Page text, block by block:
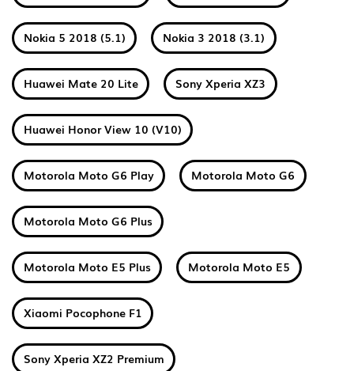
Nokia 5 2018 (5.1) Nokia 3 2018 (3.1)
Huawei Mate 20 Lite Sony Xperia XZ3
Huawei Honor View 10 (V10)
Motorola Moto G6 Play Motorola Moto G6
Motorola Moto G6 Plus
Motorola Moto E5 Plus Motorola Moto E5
Xiaomi Pocophone F1
Sony Xperia XZ2 Premium